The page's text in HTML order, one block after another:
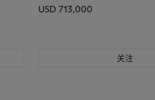
USD 713,000
关注